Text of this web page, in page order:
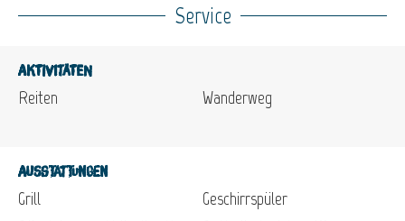
Service
Aktivitäten
Reiten Wanderweg
Ausstattungen
Grill
Geschirrspüler